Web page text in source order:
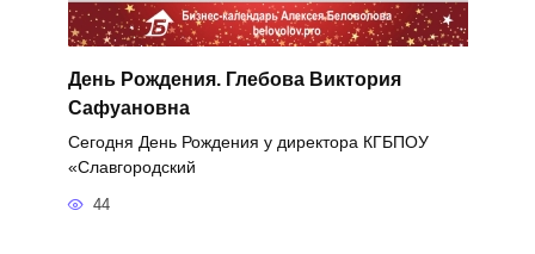
День Рождения. Глебова Виктория
Сафуановна
Сегодня День Рождения у директора КГБПОУ
«Славгородский
44